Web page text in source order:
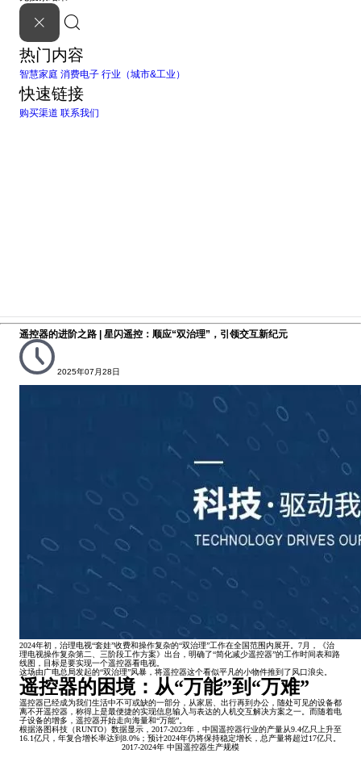
热门内容
智慧家庭 消费电子 行业（城市&工业）
快速链接
购买渠道 联系我们
遥控器的进阶之路 | 星闪遥控：顺应“双治理”，引领交互新纪元
2025年07月28日
2024年初，治理电视“套娃”收费和操作复杂的“双治理”工作在全国范围内展开。7月，《治
理电视操作复杂第二、三阶段工作方案》出台，明确了“简化减少遥控器”的工作时间表和路
线图，目标是要实现一个遥控器看电视。
这场由广电总局发起的“双治理”风暴，将遥控器这个看似平凡的小物件推到了风口浪尖。
遥控器的困境：从“万能”到“万难”
遥控器已经成为我们生活中不可或缺的一部分，从家居、出行再到办公，随处可见的设备都
离不开遥控器，称得上是最便捷的实现信息输入与表达的人机交互解决方案之一。而随着电
子设备的增多，遥控器开始走向海量和“万能”。
根据洛图科技（RUNTO）数据显示，2017-2023年，中国遥控器行业的产量从9.4亿只上升至
16.1亿只，年复合增长率达到8.0%；预计2024年仍将保持稳定增长，总产量将超过17亿只。
2017-2024年 中国遥控器生产规模